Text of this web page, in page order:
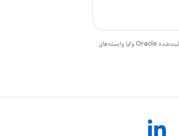
هستند. جاوا و OpenJDK علامت‌های تجاری یا علامت‌های تجاری ثبت‌شده Oracle و/یا وابسته‌های